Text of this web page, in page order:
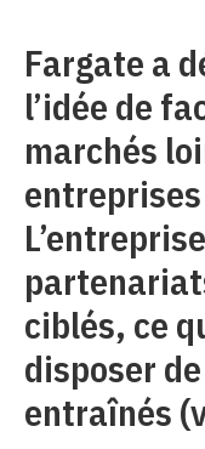
Fargate a
l’idée de
marchés
ciblés, ce
disposer
entraînés